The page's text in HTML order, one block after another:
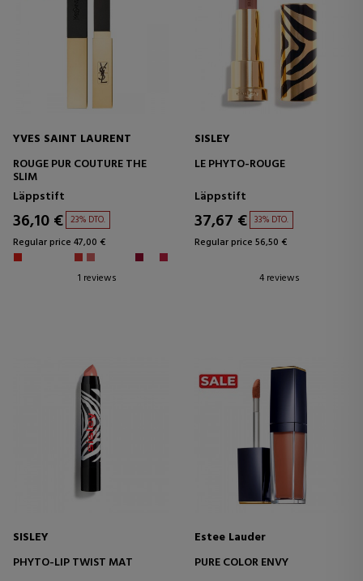
YVES SAINT LAURENT
ROUGE PUR COUTURE THE
SLIM
Läppstift
36,10 € 23% DTO.
Regular price 47,00 €
1 reviews
SISLEY
LE PHYTO-ROUGE
Läppstift
37,67 € 33% DTO.
Regular price 56,50 €
4 reviews
SISLEY
PHYTO-LIP TWIST MAT
Estee Lauder
PURE COLOR ENVY